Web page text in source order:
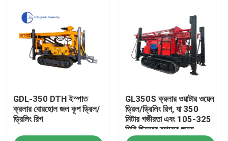
পণ্য
আমাদের সম্পর্কে
কারখানা ভ্রমণ
মান নিয়ন্ত্রণ
GDL-350 DTH ইস্পাত
ক্রলার বোরহোল জল কূপ ড্রিল/
ড্রিলিং রিগ
GL350S ক্রলার ওয়াটার ওয়েল
ড্রিল/ড্রিলিং রিগ, যা 350
মিটার গভীরতা এবং 105-325
মিমি ছিদ্রের ব্যাসের জন্য